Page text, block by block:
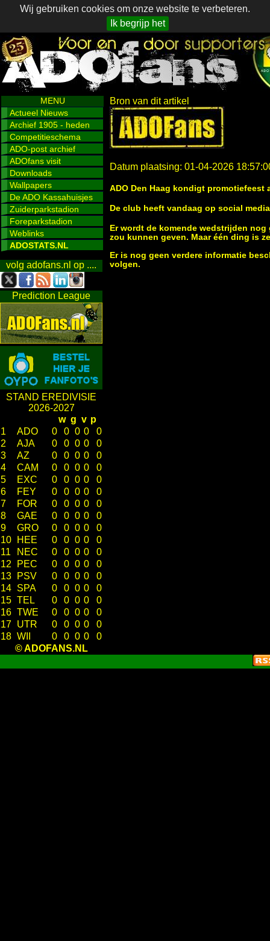
Wij gebruiken cookies om onze website te verbeteren.
Ik begrijp het
MENU
Actueel Nieuws
Archief 1905 - heden
Competitieschema
ADO-post archief
ADOfans visit
Downloads
Wallpapers
De ADO Kassahuisjes
Zuiderparkstadion
Foreparkstadion
Weblinks
ADOSTATS.NL
volg adofans.nl op ....
Prediction League
STAND EREDIVISIE
2026-2027
w g v p
1
ADO 0 0 0 0
0
2
AJA 0 0 0 0
0
3
AZ 0 0 0 0
0
4
CAM 0 0 0 0
0
5
EXC 0 0 0 0
0
6
FEY 0 0 0 0
0
7
FOR 0 0 0 0
0
8
GAE 0 0 0 0
0
9
GRO 0 0 0 0
0
10
HEE 0 0 0 0
0
11
NEC 0 0 0 0
0
12
PEC 0 0 0 0
0
13
PSV 0 0 0 0
0
14 SPA 0 0 0 0
0
15 TEL 0 0 0 0
0
16 TWE 0 0 0 0
0
17 UTR 0 0 0 0
0
18 WII 0 0 0 0
0
© ADOFANS.NL
Bron van dit artikel
Datum plaatsing: 01-04-2026
ADO Den Haag kondigt promotiefeest
De club heeft vandaag op social
Er wordt de komende wedstrijden
zou kunnen geven. Maar één ding is
Er is nog geen verdere informatie
volgen.